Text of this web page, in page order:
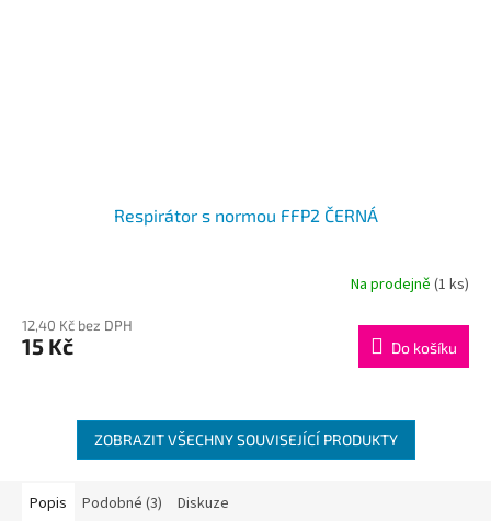
Respirátor s normou FFP2 ČERNÁ
Na prodejně (1 ks)
12,40 Kč bez DPH
15 Kč Do košíku
ZOBRAZIT VŠECHNY SOUVISEJÍCÍ PRODUKTY
Popis Podobné (3) Diskuze